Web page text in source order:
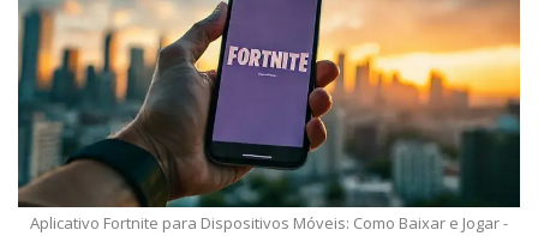
Aplicativo Fortnite para Dispositivos Móveis: Como Baixar e Jogar -